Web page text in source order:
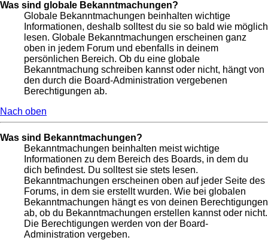
Was sind globale Bekanntmachungen?
Globale Bekanntmachungen beinhalten wichtige
Informationen, deshalb solltest du sie so bald wie möglich
lesen. Globale Bekanntmachungen erscheinen ganz
oben in jedem Forum und ebenfalls in deinem
persönlichen Bereich. Ob du eine globale
Bekanntmachung schreiben kannst oder nicht, hängt von
den durch die Board-Administration vergebenen
Berechtigungen ab.
Nach oben
Was sind Bekanntmachungen?
Bekanntmachungen beinhalten meist wichtige
Informationen zu dem Bereich des Boards, in dem du
dich befindest. Du solltest sie stets lesen.
Bekanntmachungen erscheinen oben auf jeder Seite des
Forums, in dem sie erstellt wurden. Wie bei globalen
Bekanntmachungen hängt es von deinen Berechtigungen
ab, ob du Bekanntmachungen erstellen kannst oder nicht.
Die Berechtigungen werden von der Board-
Administration vergeben.